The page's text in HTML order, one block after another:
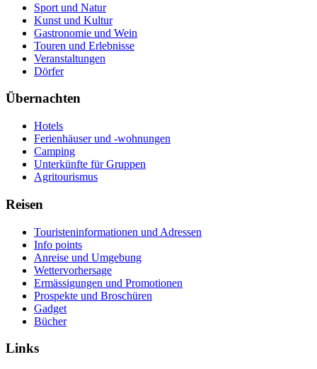
Sport und Natur
Kunst und Kultur
Gastronomie und Wein
Touren und Erlebnisse
Veranstaltungen
Dörfer
Übernachten
Hotels
Ferienhäuser und -wohnungen
Camping
Unterkünfte für Gruppen
Agritourismus
Reisen
Touristeninformationen und Adressen
Info points
Anreise und Umgebung
Wettervorhersage
Ermässigungen und Promotionen
Prospekte und Broschüren
Gadget
Bücher
Links